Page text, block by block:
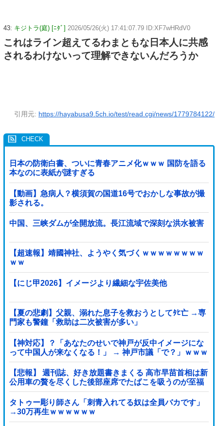
43: キジトラ(庭) [ﾆﾀﾞ] 2026/05/26(火) 17:41:07.79 ID:XF7wHRdV0
これはライン超えてるわまともな日本人に共感
されるわけないって理解できないんだろうか
引用元: https://hayabusa9.5ch.io/test/read.cgi/news/1779784122/
日本の防衛白書、ついに青春アニメ化ｗｗｗ 国防を語る
本なのに表紙が謎すぎる
【動画】急病人？横須賀の国道16号でおかしな事故が撮
影される。
中国、三峡ダムが全開放流。長江流域で深刻な洪水被害
【超速報】靖國神社、ようやく気づくｗｗｗｗｗｗｗｗ
ｗｗ
【にじ甲2026】イメージより繊細な宇佐美他
【夏の悲劇】父親、溺れた息子を救おうとしてﾀﾋ亡 →専
門家も警鐘「救助は二次被害が多い」
【神対応】？「あなたのせいで神戸が反中イメージにな
って中国人が来なくなる！」 → 神戸市議「で？」ｗｗｗ
ｗｗｗｗｗｗｗｗｗｗｗｗ
【悲報】 週刊誌、好き放題書きまくる 高市早苗首相は新
公用車の贅を尽くした後部座席でたばこを吸うのが至福
の時間「どんどん延びる乗車時間」
タトゥー彫り師さん「刺青入れてる奴は全員バカです」
→30万再生ｗｗｗｗｗｗ